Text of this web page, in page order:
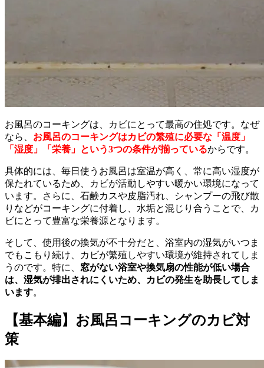
お風呂のコーキングは、カビにとって最高の住処です。なぜ
なら、 お風呂のコーキングはカビの繁殖に必要な「温度」
「湿度」「栄養」という3つの条件が揃っているからです。
具体的には、毎日使うお風呂は室温が高く、常に高い湿度が
保たれているため、カビが活動しやすい暖かい環境になって
います。さらに、石鹸カスや皮脂汚れ、シャンプーの飛び散
りなどがコーキングに付着し、水垢と混じり合うことで、カ
ビにとって豊富な栄養源となります。
そして、使用後の換気が不十分だと、浴室内の湿気がいつま
でもこもり続け、カビが繁殖しやすい環境が維持されてしま
うのです。特に、 窓がない浴室や換気扇の性能が低い場合
は、湿気が排出されにくいため、カビの発生を助長してしま
います。
【基本編】お風呂コーキングのカビ対
策